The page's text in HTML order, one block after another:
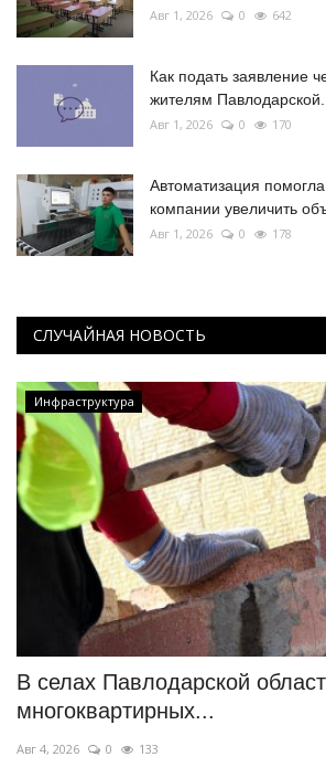
Авг 1, 2026 0 642
Как подать заявление
жителям Павлодарской...
Авг 1, 2026 0 170
Автоматизация
компании увеличить
Авг 1, 2026 0 178
СЛУЧАЙНАЯ НОВОСТЬ
Инфраструктура
В селах Павлодарской
многоквартирных...
Авг 4, 2026 0 133